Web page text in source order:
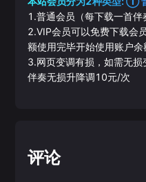
1.普通会员（每下载一首伴
2.VIP会员可以免费下载会
额使用完毕开始使用账户余
3.网页变调有损，如需无
伴奏无损升降调10元/次
评论